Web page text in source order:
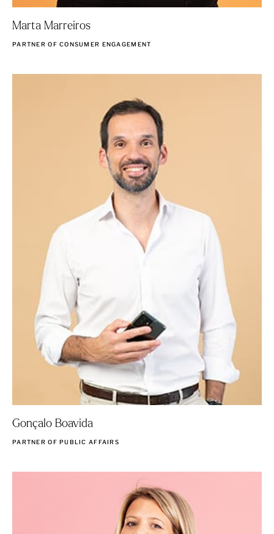
Marta Marreiros
PARTNER OF CONSUMER ENGAGEMENT
Gonçalo Boavida
PARTNER OF PUBLIC AFFAIRS